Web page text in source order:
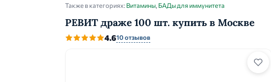
Также в категориях:Витамины, БАДы для иммунитета
РЕВИТ драже 100 шт. купить в Москве
4.610 отзывов